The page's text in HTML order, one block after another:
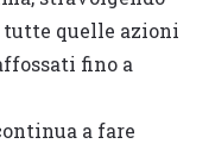
tutte quelle azioni
fino a
a fare